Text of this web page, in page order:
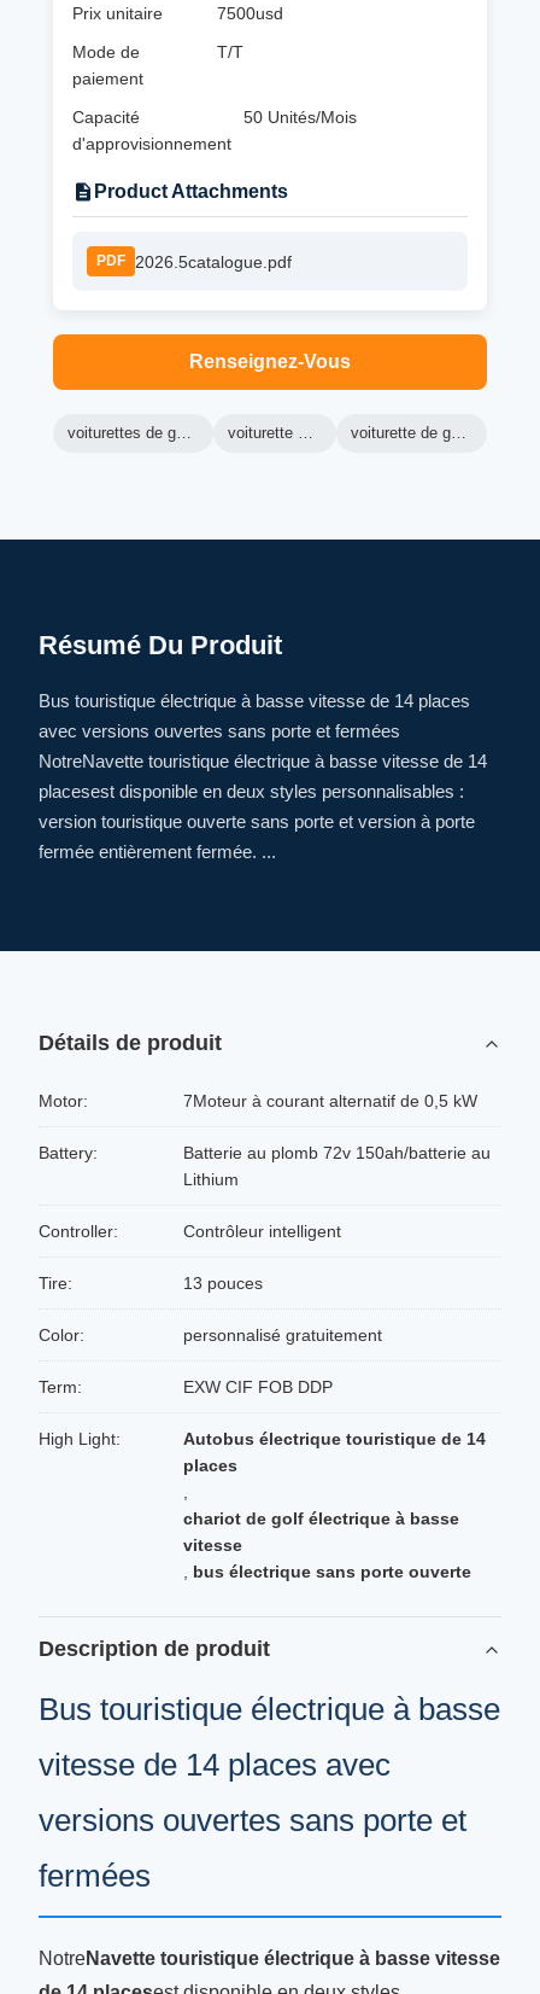
Prix unitaire
7500usd
Mode de
paiement
T/T
Capacité
d'approvisionnement
50 Unités/Mois
Product Attachments
PDF 2026.5catalogue.pdf
Renseignez-Vous
voiturettes de golf green machine voiturette de golf ranger voiturette de golf électrique lsv
Résumé Du Produit
Bus touristique électrique à basse vitesse de 14 places
avec versions ouvertes sans porte et fermées
NotreNavette touristique électrique à basse vitesse de 14
placesest disponible en deux styles personnalisables :
version touristique ouverte sans porte et version à porte
fermée entièrement fermée. ...
Détails de produit
Motor: 7Moteur à courant alternatif de 0,5 kW
Battery:
Batterie au plomb 72v 150ah/batterie au
Lithium
Controller: Contrôleur intelligent
Tire: 13 pouces
Color: personnalisé gratuitement
Term: EXW CIF FOB DDP
High Light:
Autobus électrique touristique de 14
places
chariot de golf électrique à basse
vitesse
bus électrique sans porte ouverte
Description de produit
Bus touristique électrique à basse
vitesse de 14 places avec
versions ouvertes sans porte et
fermées
NotreNavette touristique électrique à basse vitesse